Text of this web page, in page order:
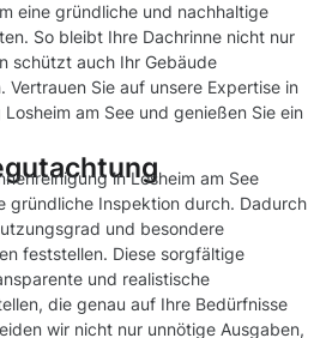
eine gründliche und nachhaltige
So bleibt Ihre Dachrinne nicht nur
schützt auch Ihr Gebäude
Vertrauen Sie auf unsere Expertise in
am See und genießen Sie ein
in Losheim am See
gründliche Inspektion durch. Dadurch
und besondere
feststellen. Diese sorgfältige
und realistische
die genau auf Ihre Bedürfnisse
wir nicht nur unnötige Ausgaben,